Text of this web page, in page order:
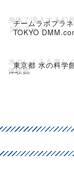
チームラボプラ
TOKYO
身体で没入する幻
タルアート
東京都 水の科学
水のしくみを楽し
体験館